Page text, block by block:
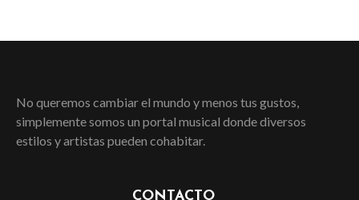
No queremos cambiar el mundo y menos tus gustos,
simplemente somos un portal musical donde diversos
estilos y artistas pueden cohabitar.
CONTACTO